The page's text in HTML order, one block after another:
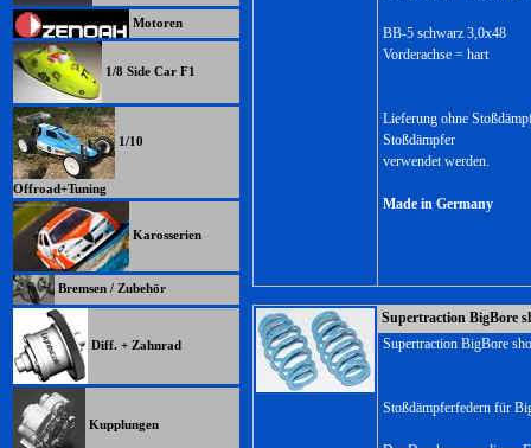
Motoren
1/8 Side Car F1
1/10
Offroad+Tuning
Karosserien
Bremsen / Zubehör
Diff. + Zahnrad
Kupplungen
BB-5 schwarz 3,0x48
Vorderachse = hart
Lieferung ohne
Stoßdämpfer
verwendet werden.
Made in Germany
Supertraction BigBore
Supertraction BigBore
Stoßdämpferfedern für